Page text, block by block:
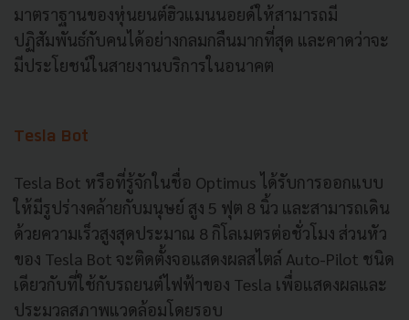
มาตราฐานของหุ่นยนต์ฮิวแมนนอยด์ให้สามารถมี
ปฏิสัมพันธ์กับคนได้อย่างกลมกลืนมากที่สุด และคาดว่าจะ
มีประโยชน์ในสายงานบริการในอนาคต
Tesla Bot
Tesla Bot หรือที่รู้จักในชื่อ Optimus ได้รับการออกแบบ
ให้มีรูปร่างคล้ายกับมนุษย์ สูง 5 ฟุต 8 นิ้ว และสามารถเดิน
ด้วยความเร็วสูงสุดประมาณ 8 กิโลเมตรต่อชั่วโมง ส่วนหัว
ของ Tesla Bot จะติดตั้งจอแสดงผลสไตล์ Auto-Pilot ชนิด
เดียวกับที่ใช้กับรถยนต์ไฟฟ้าของ Tesla เพื่อแสดงผลและ
ประมวลสภาพแวดล้อมโดยรอบ